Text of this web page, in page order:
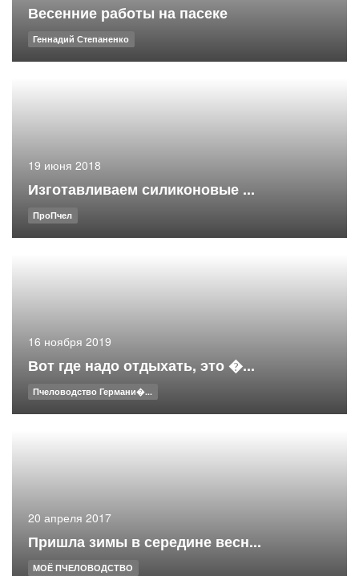
Весенние работы на пасеке
Геннадий Степаненко
19 июня 2018
Изготавливаем силиконовые ...
ПроПчел
16 ноября 2019
Вот где надо отдыхать, это �...
Пчеловодство Германи�...
20 апреля 2017
Пришла зимы в середине весн...
МОЁ ПЧЕЛОВОДСТВО